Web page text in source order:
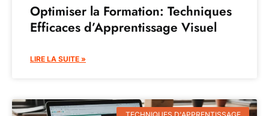
Optimiser la Formation: Techniques
Efficaces d’Apprentissage Visuel
LIRE LA SUITE »